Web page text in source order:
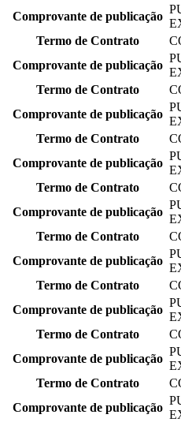
Comprovante de publicação
Termo de Contrato
Comprovante de publicação
Termo de Contrato
Comprovante de publicação
Termo de Contrato
Comprovante de publicação
Termo de Contrato
Comprovante de publicação
Termo de Contrato
Comprovante de publicação
Termo de Contrato
Comprovante de publicação
Termo de Contrato
Comprovante de publicação
Termo de Contrato
Comprovante de publicação